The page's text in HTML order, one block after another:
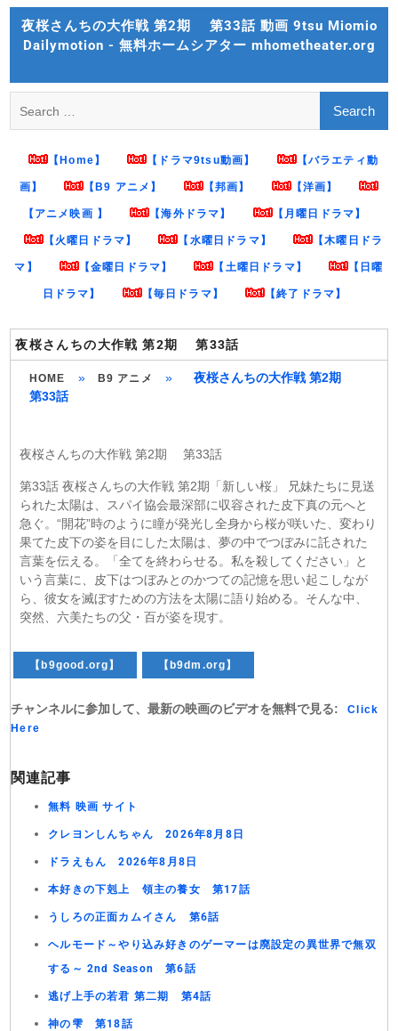
Skip
content
夜桜さんちの大作戦 第2期 第33話 動画 9tsu Miomio
Dailymotion - 無料ホームシアター mhometheater.org
for:
【Home】 【ドラマ9tsu動画】 【バラエティ動
画】 【B9 アニメ】 【邦画】 【洋画】
【アニメ映画 】 【海外ドラマ】 【月曜日ドラマ】
【火曜日ドラマ】 【水曜日ドラマ】 【木曜日ドラ
マ】 【金曜日ドラマ】 【土曜日ドラマ】 【日曜
日ドラマ】 【毎日ドラマ】 【終了ドラマ】
夜桜さんちの大作戦 第2期 第33話
HOME » B9 アニメ »
夜桜さんちの大作戦 第2期
第33話
夜桜さんちの大作戦 第2期 第33話
第33話 夜桜さんちの大作戦 第2期「新しい桜」 兄妹たちに見送
られた太陽は、スパイ協会最深部に収容された皮下真の元へと
急ぐ。“開花”時のように瞳が発光し全身から桜が咲いた、変わり
果てた皮下の姿を目にした太陽は、夢の中でつぼみに託された
言葉を伝える。「全てを終わらせる。私を殺してください」と
いう言葉に、皮下はつぼみとのかつての記憶を思い起こしなが
ら、彼女を滅ぼすための方法を太陽に語り始める。そんな中、
突然、六美たちの父・百が姿を現す。
【b9good.org】 【b9dm.org】
チャンネルに参加して、最新の映画のビデオを無料で見る:
Click
Here
関連記事
無料 映画 サイト
クレヨンしんちゃん 2026年8月8日
ドラえもん 2026年8月8日
本好きの下剋上 領主の養女 第17話
うしろの正面カムイさん 第6話
ヘルモード～やり込み好きのゲーマーは廃設定の異世界で無双
する～ 2nd Season 第6話
逃げ上手の若君 第二期 第4話
神の雫 第18話